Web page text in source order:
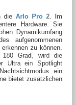
die Arlo Pro 2. Im
Hardware. Sie
Dynamikumfang
aufgenommenen
zu können.
180 Grad, wird die
Ultra ein Spotlight
ein
bietet zusätzlichen